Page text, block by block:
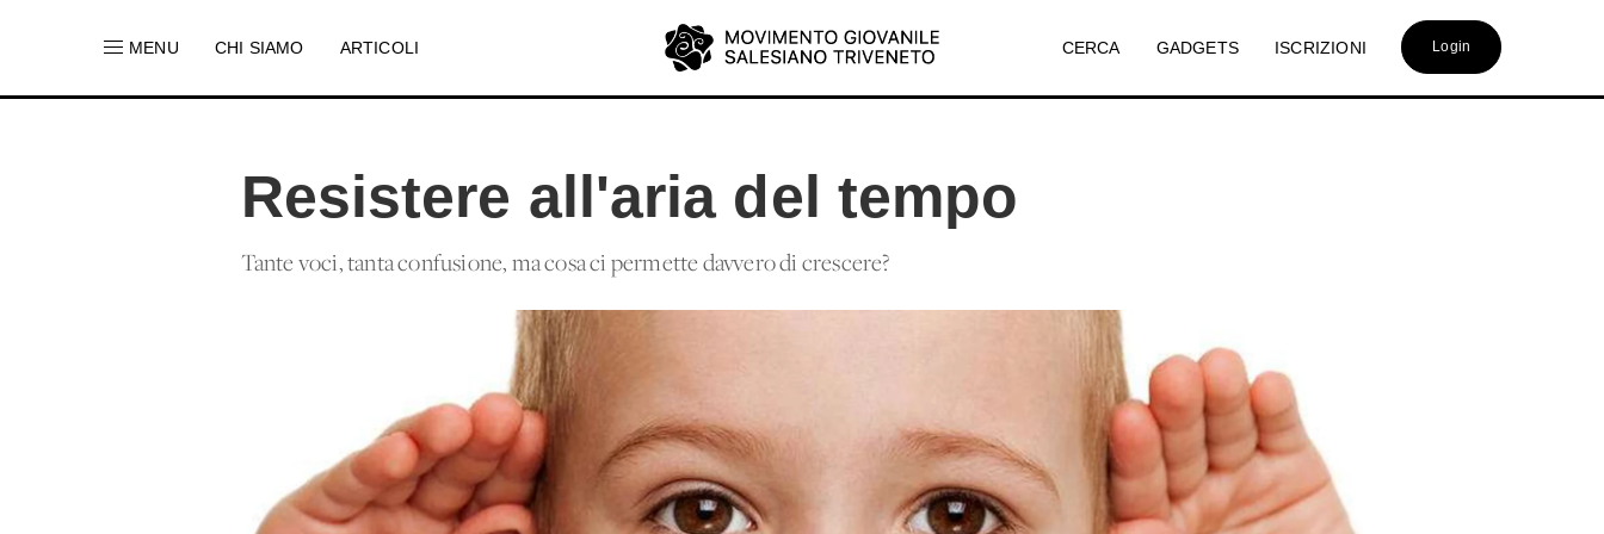
MENU CHI SIAMO ARTICOLI CERCA GADGETS ISCRIZIONI Login
Resistere all'aria del tempo
Tante voci, tanta confusione, ma cosa ci permette davvero di crescere?